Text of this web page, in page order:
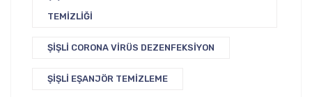
TEMIZLIĞI
ŞIŞLI CORONA VIRÜS DEZENFEKSIYON
ŞIŞLI EŞANJÖR TEMIZLEME